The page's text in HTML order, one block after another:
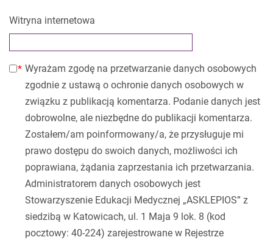
Witryna internetowa
Wyrażam zgodę na przetwarzanie danych osobowych
zgodnie z ustawą o ochronie danych osobowych w
związku z publikacją komentarza. Podanie danych jest
dobrowolne, ale niezbędne do publikacji komentarza.
Zostałem/am poinformowany/a, że przysługuje mi
prawo dostępu do swoich danych, możliwości ich
poprawiana, żądania zaprzestania ich przetwarzania.
Administratorem danych osobowych jest
Stowarzyszenie Edukacji Medycznej „ASKLEPIOS” z
siedzibą w Katowicach, ul. 1 Maja 9 lok. 8 (kod
pocztowy: 40-224) zarejestrowane w Rejestrze